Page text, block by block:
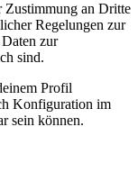
Zustimmung an Dritte
Regelungen zur
zur
sind.
Profil
Konfiguration im
sein können.